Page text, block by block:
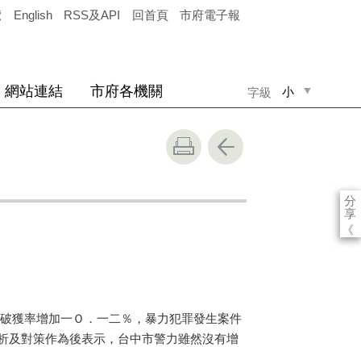
English RSS及API 回首頁 市府電子報
字級 小
網站連結 市府各機關
分
享
《
獲率增加一Ｏ．一二％，暴力犯罪發生案件
及對策作為後表示，台中市警力雖然沒有增